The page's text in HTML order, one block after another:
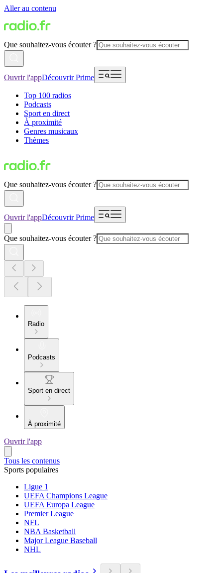
Aller au contenu
Que souhaitez-vous écouter ?
Ouvrir l'appDécouvrir Prime
Top 100 radios
Podcasts
Sport en direct
À proximité
Genres musicaux
Thèmes
Que souhaitez-vous écouter ?
Ouvrir l'appDécouvrir Prime
Que souhaitez-vous écouter ?
Radio
Podcasts
Sport en direct
À proximité
Ouvrir l'app
Tous les contenus
Sports populaires
Ligue 1
UEFA Champions League
UEFA Europa League
Premier League
NFL
NBA Basketball
Major League Baseball
NHL